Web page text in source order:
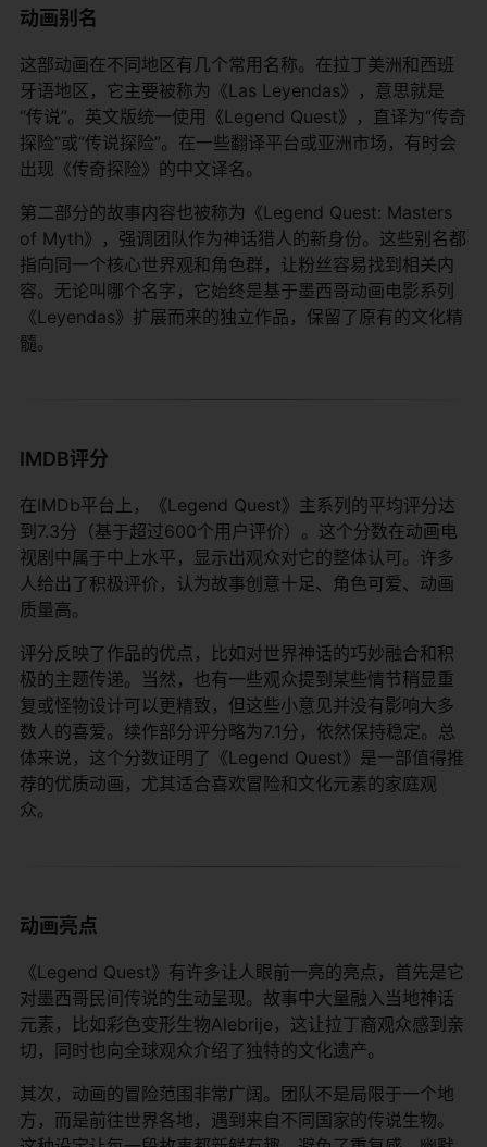
动画别名
这部动画在不同地区有几个常用名称。在拉丁美洲和西班
牙语地区，它主要被称为《Las Leyendas》，意思就是
“传说”。英文版统一使用《Legend Quest》，直译为“传奇
探险”或“传说探险”。在一些翻译平台或亚洲市场，有时会
出现《传奇探险》的中文译名。
第二部分的故事内容也被称为《Legend Quest: Masters
of Myth》，强调团队作为神话猎人的新身份。这些别名都
指向同一个核心世界观和角色群，让粉丝容易找到相关内
容。无论叫哪个名字，它始终是基于墨西哥动画电影系列
《Leyendas》扩展而来的独立作品，保留了原有的文化精
髓。
IMDB评分
在IMDb平台上，《Legend Quest》主系列的平均评分达
到7.3分（基于超过600个用户评价）。这个分数在动画电
视剧中属于中上水平，显示出观众对它的整体认可。许多
人给出了积极评价，认为故事创意十足、角色可爱、动画
质量高。
评分反映了作品的优点，比如对世界神话的巧妙融合和积
极的主题传递。当然，也有一些观众提到某些情节稍显重
复或怪物设计可以更精致，但这些小意见并没有影响大多
数人的喜爱。续作部分评分略为7.1分，依然保持稳定。总
体来说，这个分数证明了《Legend Quest》是一部值得推
荐的优质动画，尤其适合喜欢冒险和文化元素的家庭观
众。
动画亮点
《Legend Quest》有许多让人眼前一亮的亮点，首先是它
对墨西哥民间传说的生动呈现。故事中大量融入当地神话
元素，比如彩色变形生物Alebrije，这让拉丁裔观众感到亲
切，同时也向全球观众介绍了独特的文化遗产。
其次，动画的冒险范围非常广阔。团队不是局限于一个地
方，而是前往世界各地，遇到来自不同国家的传说生物。